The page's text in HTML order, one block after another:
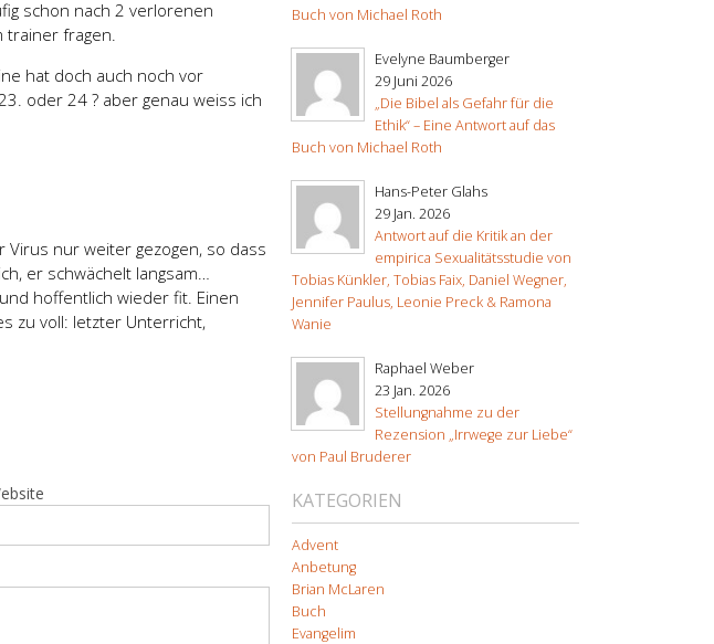
schon nach 2 verlorenen
trainer fragen.
hat doch auch noch vor
oder 24 ? aber genau weiss ich
Virus nur weiter gezogen, so dass
er schwächelt langsam…
hoffentlich wieder fit. Einen
zu voll: letzter Unterricht,
Buch von Michael Roth
Evelyne Baumberger
29 Juni 2026
„Die Bibel als Gefahr für die
Ethik“ – Eine Antwort auf das
Buch von Michael Roth
Hans-Peter Glahs
29 Jan. 2026
Antwort auf die Kritik an der
empirica Sexualitätsstudie von
Tobias Künkler, Tobias Faix, Daniel Wegner,
Jennifer Paulus, Leonie Preck & Ramona
Wanie
Raphael Weber
23 Jan. 2026
Stellungnahme zu der
Rezension „Irrwege zur Liebe“
von Paul Bruderer
KATEGORIEN
Advent
Anbetung
Brian McLaren
Buch
Evangelim